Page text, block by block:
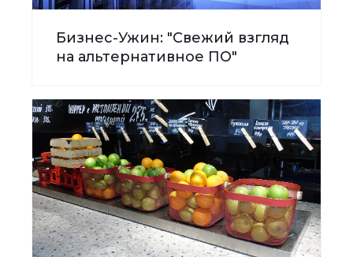
Бизнес-Ужин: "Свежий взгляд
на альтернативное ПО"